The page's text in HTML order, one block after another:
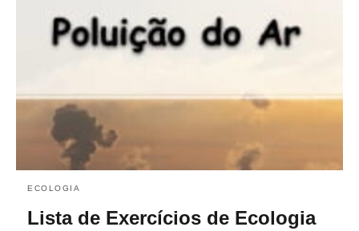
ECOLOGIA
Lista de Exercícios de Ecologia